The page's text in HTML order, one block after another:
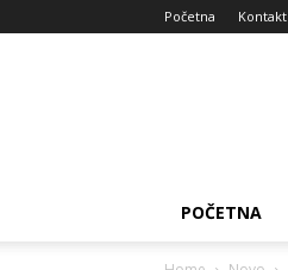
Početna Kontakt
POČETNA